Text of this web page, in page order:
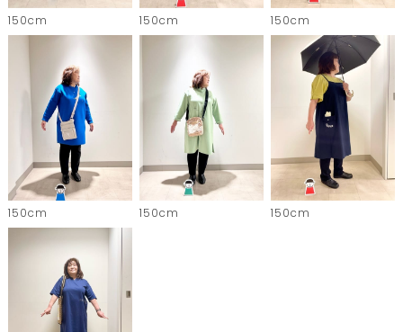
150cm 150cm 150cm
150cm 150cm 150cm